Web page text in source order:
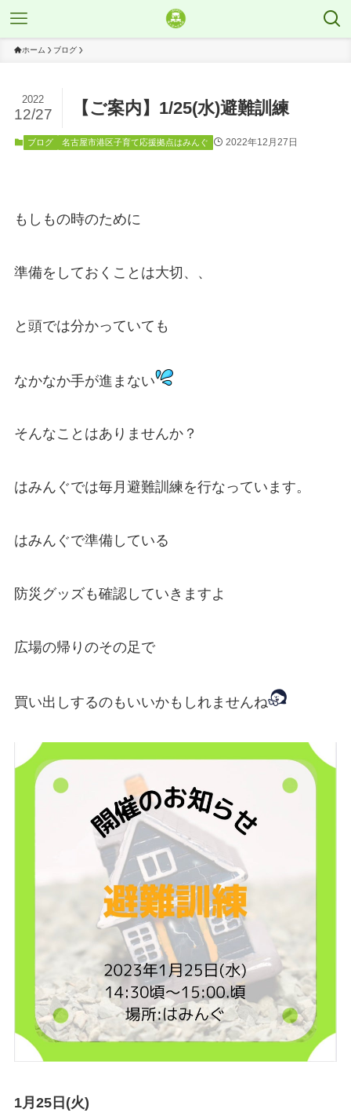
ホーム ブログ
【ご案内】1/25(水)避難訓練
2022
12/27
ブログ 名古屋市港区子育て応援拠点はみんぐ 2022年12月27日
もしもの時のために
準備をしておくことは大切、、
と頭では分かっていても
なかなか手が進まない
そんなことはありませんか？
はみんぐでは毎月避難訓練を行なっています。
はみんぐで準備している
防災グッズも確認していきますよ
広場の帰りのその足で
買い出しするのもいいかもしれませんね
1月25日(火)